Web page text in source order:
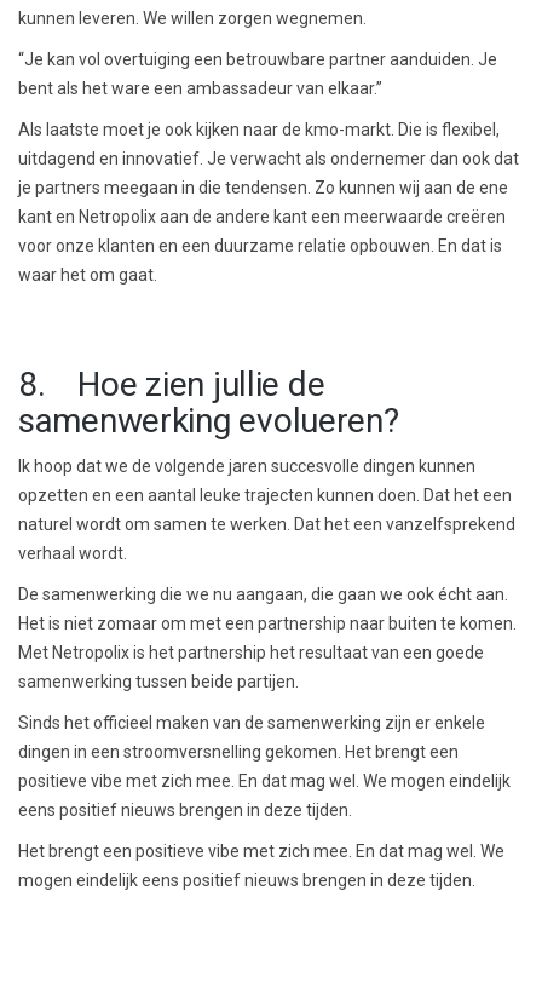
kunnen leveren. We willen zorgen wegnemen.
“Je kan vol overtuiging een betrouwbare partner aanduiden. Je
bent als het ware een ambassadeur van elkaar.”
Als laatste moet je ook kijken naar de kmo-markt. Die is flexibel,
uitdagend en innovatief. Je verwacht als ondernemer dan ook dat
je partners meegaan in die tendensen. Zo kunnen wij aan de ene
kant en Netropolix aan de andere kant een meerwaarde creëren
voor onze klanten en een duurzame relatie opbouwen. En dat is
waar het om gaat.
8. Hoe zien jullie de
samenwerking evolueren?
Ik hoop dat we de volgende jaren succesvolle dingen kunnen
opzetten en een aantal leuke trajecten kunnen doen. Dat het een
naturel wordt om samen te werken. Dat het een vanzelfsprekend
verhaal wordt.
De samenwerking die we nu aangaan, die gaan we ook écht aan.
Het is niet zomaar om met een partnership naar buiten te komen.
Met Netropolix is het partnership het resultaat van een goede
samenwerking tussen beide partijen.
Sinds het officieel maken van de samenwerking zijn er enkele
dingen in een stroomversnelling gekomen. Het brengt een
positieve vibe met zich mee. En dat mag wel. We mogen eindelijk
eens positief nieuws brengen in deze tijden.
Het brengt een positieve vibe met zich mee. En dat mag wel. We
mogen eindelijk eens positief nieuws brengen in deze tijden.